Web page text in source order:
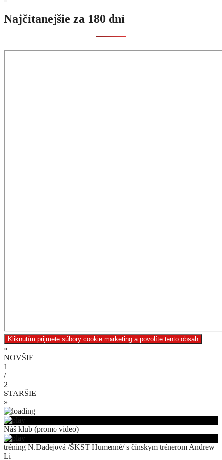
Najčítanejšie za 180 dní
Kliknutím prijmete súbory cookie marketing a povolíte tento obsah
«
NOVŠIE
1
/
2
STARŠIE
»
Náš klub (promo video)
tréning N.Dadejová /ŠKST Humenné/ s čínskym trénerom Andrew
Li